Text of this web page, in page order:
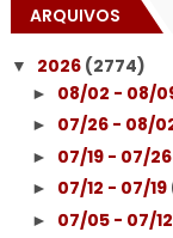
ARQUIVOS
▼ 2026 (2774)
► 08/02 - 08/
► 07/26 - 08/
► 07/19 - 07/26
► 07/12 - 07/19
► 07/05 - 07/12